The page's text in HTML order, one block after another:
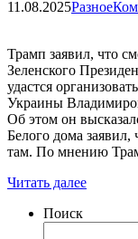
11.08.2025Разное
Трамп заявил, что
Зеленского
удастся
Украины
Об этом он
Белого дома заявил,
там. По мнению
Читать далее
Поиск